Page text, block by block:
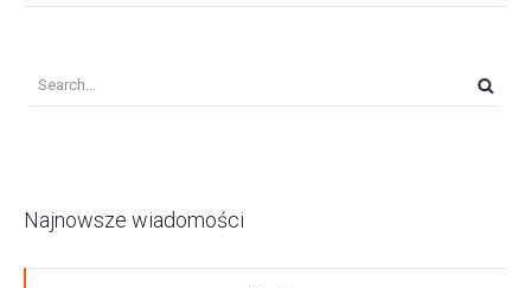
Najnowsze wiadomości